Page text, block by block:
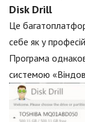
Disk Drill
Це
себе як у
Програма
системою